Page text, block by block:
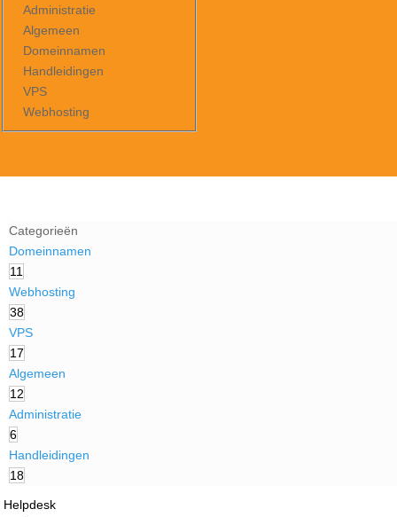
Administratie
Algemeen
Domeinnamen
Handleidingen
VPS
Webhosting
Categorieën
Domeinnamen
11
Webhosting
38
VPS
17
Algemeen
12
Administratie
6
Handleidingen
18
Helpdesk